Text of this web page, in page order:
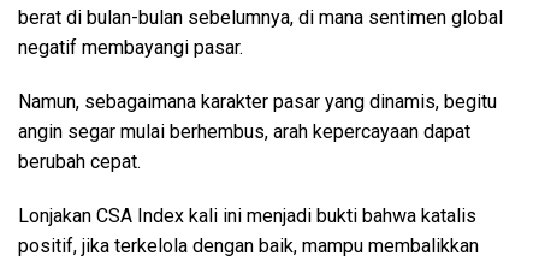
berat di bulan-bulan sebelumnya, di mana sentimen global
negatif membayangi pasar.
Namun, sebagaimana karakter pasar yang dinamis, begitu
angin segar mulai berhembus, arah kepercayaan dapat
berubah cepat.
Lonjakan CSA Index kali ini menjadi bukti bahwa katalis
positif, jika terkelola dengan baik, mampu membalikkan